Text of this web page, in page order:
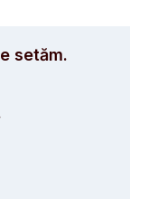
setăm.